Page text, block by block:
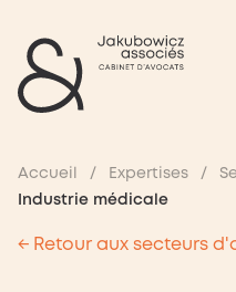
Accueil / Expertises /
Industrie médicale
← Retour aux secteurs